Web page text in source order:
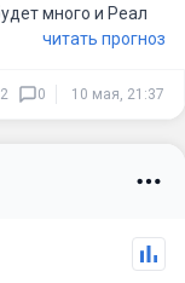
много и Реал
читать прогноз
0 10 мая, 21:37